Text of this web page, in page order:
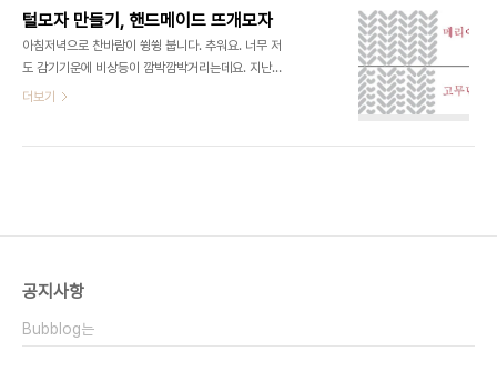
밴드역할을..
Wool 80% / Poly 20% 하늘, 파스텔보라, 흰색
8mm바늘 펼침 두코고무뜨기 책에 나온 방법을 참
고하여 떴습니다. 안고와 바깥코가 펄쳐져서 자연스
럽게 무늬가 만들어집니다. 원래 뜨던 레그워머도 동
일한 뜨기방법으로 진행하고 있습니다. 그것도 완성
실두께를 감안하여 20코로 했는데요 16코로 잡아도
털모자 만들기, 핸드메이드 뜨개모자
아침저녁으로 찬바람이 쓍쓍 붑니다. 추워요. 너무 저
도 감기기운에 비상등이 깜박깜박거리는데요. 지난
해부터 뜨개모자를 몹시 애용하고있습니다. 하지만
중간중간 정신을 잃은마냥 코도 한두군데씩 빠져 배
작했습니다. 그랬더니 짱짱하게 한덩어리 실뭉치가
더보기
공지사항
Bubblog는